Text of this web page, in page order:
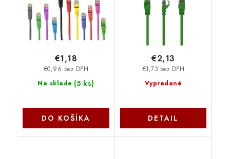
Na sklade (5 ks)
€0,96 bez DPH
€1,18
DO KOŠÍKA
Vypredané
€1,73 bez DPH
€2,13
DETAIL